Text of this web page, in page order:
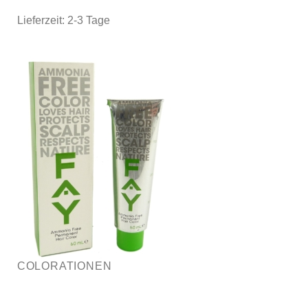
Lieferzeit: 2-3 Tage
COLORATIONEN